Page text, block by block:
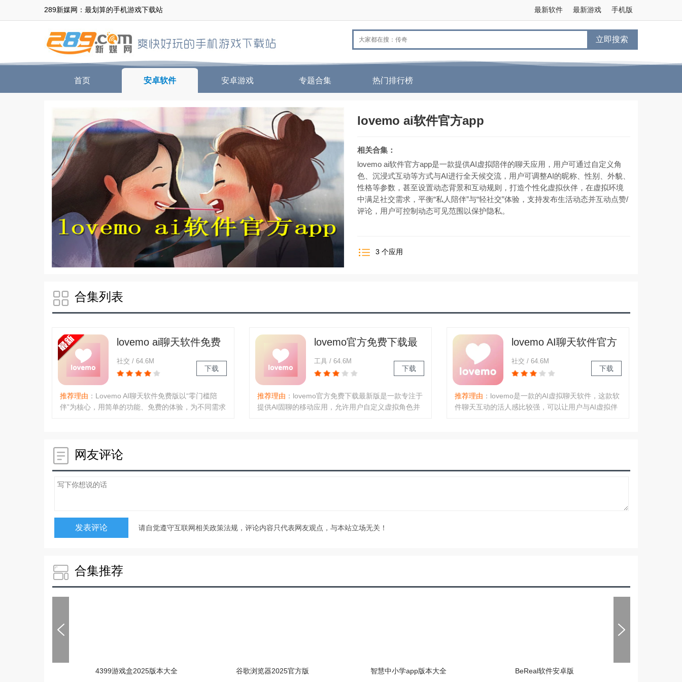
289新媒网：最划算的手机游戏下载站 手机版
最新游戏
最新软件
立即搜索
首页 安卓软件 安卓游戏 专题合集 热门排行榜
lovemo ai软件官方app
相关合集：
lovemo ai软件官方app是一款提供AI虚拟陪伴的聊天应用，用户可通过自定义角
色、沉浸式互动等方式与AI进行全天候交流，用户可调整AI的昵称、性别、外貌、
性格等参数，甚至设置动态背景和互动规则，打造个性化虚拟伙伴，在虚拟环境
中满足社交需求，平衡“私人陪伴”与“轻社交”体验，支持发布生活动态并互动点赞/
评论，用户可控制动态可见范围以保护隐私。 ‌
3 个应用
合集列表
lovemo ai聊天软件免费
版下载虚拟角色扮演软件
社交 / 64.6M
下载
推荐理由 ：Lovemo AI聊天软件免费版以“零门槛陪
伴”为核心，用简单的功能、免费的体验，为不同需求
lovemo官方免费下载最
新版
工具 / 64.6M
下载
推荐理由 ：lovemo官方免费下载最新版是一款专注于
提供AI固聊的移动应用，允许用户自定义虚拟角色并
lovemo AI聊天软件官方
下载2025最新版
社交 / 64.6M
下载
推荐理由 ：lovemo是一款的AI虚拟聊天软件，这款软
件聊天互动的活人感比较强，可以让用户与AI虚拟伴
网友评论
请自觉遵守互联网相关政策法规，评论内容只代表网友观点，与本站立场无关！
合集推荐
4399游戏盒2025版本大全 谷歌浏览器2025官方版 智慧中小学app版本大全 BeReal软件安卓版